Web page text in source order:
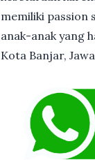
memiliki passion
anak-anak yang
Kota Banjar,